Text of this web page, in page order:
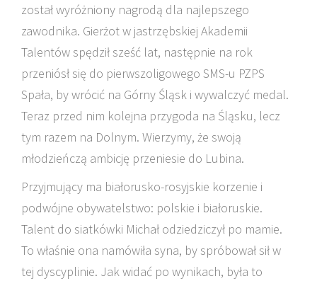
został wyróżniony nagrodą dla najlepszego
zawodnika. Gierżot w jastrzębskiej Akademii
Talentów spędził sześć lat, następnie na rok
przeniósł się do pierwszoligowego SMS-u PZPS
Spała, by wrócić na Górny Śląsk i wywalczyć medal.
Teraz przed nim kolejna przygoda na Śląsku, lecz
tym razem na Dolnym. Wierzymy, że swoją
młodzieńczą ambicję przeniesie do Lubina.
Przyjmujący ma białorusko-rosyjskie korzenie i
podwójne obywatelstwo: polskie i białoruskie.
Talent do siatkówki Michał odziedziczył po mamie.
To właśnie ona namówiła syna, by spróbował sił w
tej dyscyplinie. Jak widać po wynikach, była to